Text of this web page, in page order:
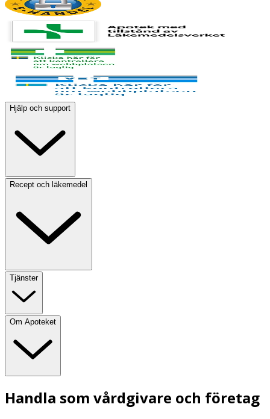
Hjälp och support
Recept och läkemedel
Tjänster
Om Apoteket
Handla som vårdgivare och företag